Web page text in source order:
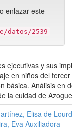
enlazar este
datos/2539
ejecutivas y sus
en niños del
básica. Análisis en
la cuidad de
Elisa de
Eva Auxiliadora